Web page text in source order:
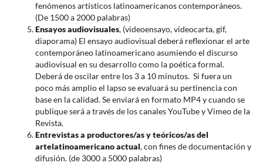
fenómenos artísticos latinoamericanos contemporáneos.
(De 1500 a 2000 palabras)
Ensayos audiovisuales, (videoensayo, videocarta, gif,
diaporama) El ensayo audiovisual deberá reflexionar el arte
contemporáneo latinoamericano asumiendo el discurso
audiovisual en su desarrollo como la poética formal.
Deberá de oscilar entre los 3 a 10 minutos. Si fuera un
poco más amplio el lapso se evaluará su pertinencia con
base en la calidad. Se enviará en formato MP4 y cuando se
publique será a través de los canales YouTube y Vimeo de la
Revista.
Entrevistas a productores/as y teóricos/as del
artelatinoamericano actual, con fines de documentación y
difusión. (de 3000 a 5000 palabras)